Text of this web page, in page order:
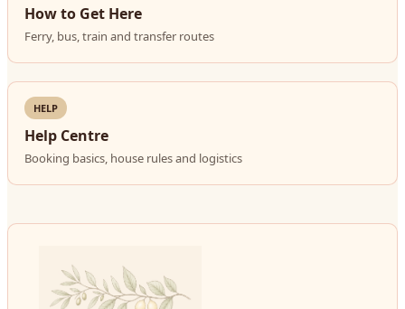
How to Get Here
Ferry, bus, train and transfer routes
HELP
Help Centre
Booking basics, house rules and logistics